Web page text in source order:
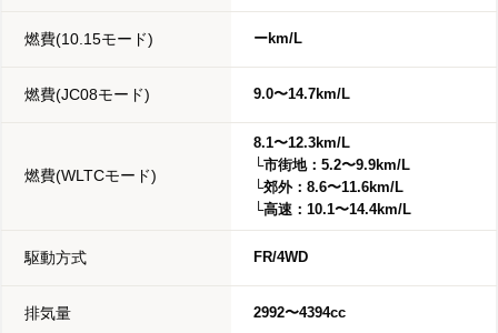
燃費(10.15モード) ーkm/L
燃費(JC08モード) 9.0〜14.7km/L
燃費(WLTCモード)
8.1〜12.3km/L
└市街地：5.2〜9.9km/L
└郊外：8.6〜11.6km/L
└高速：10.1〜14.4km/L
駆動方式 FR/4WD
排気量 2992〜4394cc